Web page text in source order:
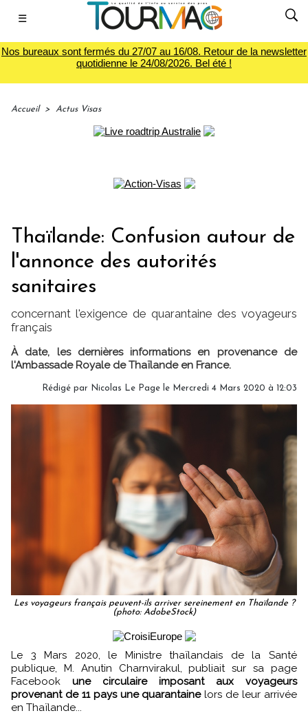
☰
Nos bureaux sont fermés du 27/07 au 16/08. Retour de la newsletter
quotidienne le 24/08/2026. Bel été !
Accueil > Actus Visas
Thaïlande: Confusion autour de
l'annonce des autorités
sanitaires
concernant l'exigence de quarantaine des voyageurs
français
À date, les dernières informations en provenance de
l'Ambassade Royale de Thaïlande en France.
Rédigé par Nicolas Le Page le Mercredi 4 Mars 2020 à 12:03
Les voyageurs français peuvent-ils arriver sereinement en Thaïlande ?
(photo: AdobeStock)
Le 3 Mars 2020, le Ministre thaïlandais de la Santé
publique, M. Anutin Charnvirakul, publiait sur sa page
Facebook une circulaire imposant aux voyageurs
provenant de 11 pays une quarantainelors de leur arrivée
en Thaïlande...